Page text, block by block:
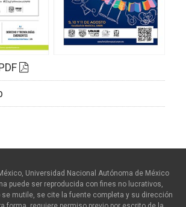
Universidad Nacional Autónoma de México
puede ser reproducida con fines no lucrativos,
se mutile, se cite la fuente completa y su dirección